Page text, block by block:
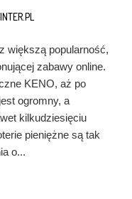
większą popularność,
zabawy online.
KENO, aż po
ogromny, a
kilkudziesięciu
pieniężne są tak
o...